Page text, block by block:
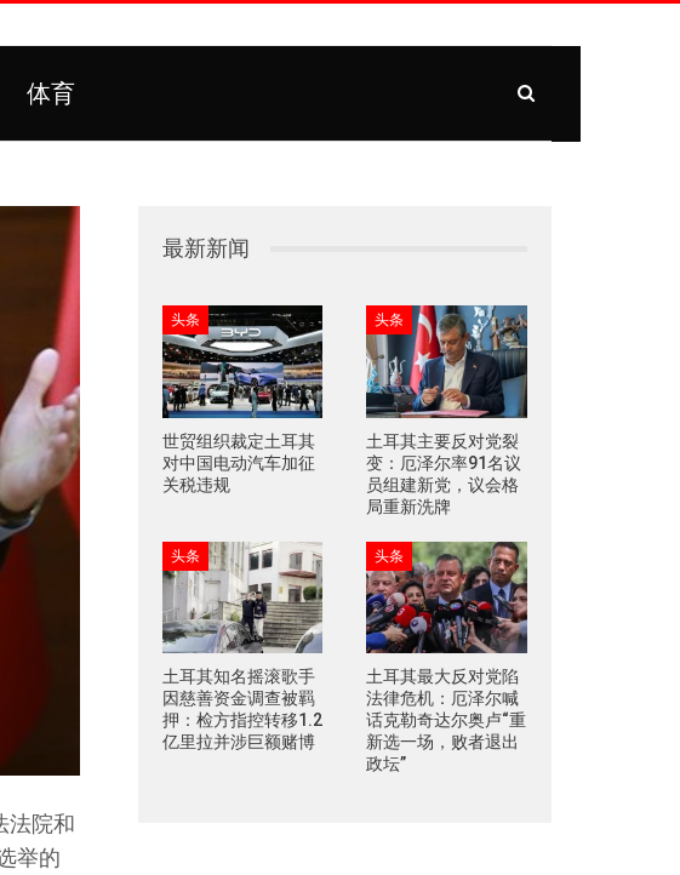
体育
法院和
举的
最新新闻
头条
世贸组织裁定土耳其
对中国电动汽车加征
关税违规
头条
土耳其主要反对党裂
变：厄泽尔率91名议
员组建新党，议会格
局重新洗牌
头条
土耳其知名摇滚歌手
因慈善资金调查被羁
押：检方指控转移1.2
亿里拉并涉巨额赌博
头条
土耳其最大反对党陷
法律危机：厄泽尔喊
话克勒奇达尔奥卢“重
新选一场，败者退出
政坛”